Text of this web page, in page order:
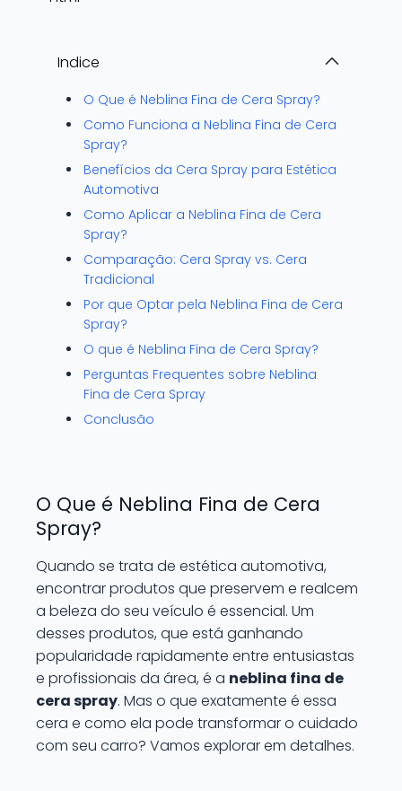
Indice
O Que é Neblina Fina de Cera Spray?
Como Funciona a Neblina Fina de Cera
Spray?
Benefícios da Cera Spray para Estética
Automotiva
Como Aplicar a Neblina Fina de Cera
Spray?
Comparação: Cera Spray vs. Cera
Tradicional
Por que Optar pela Neblina Fina de Cera
Spray?
O que é Neblina Fina de Cera Spray?
Perguntas Frequentes sobre Neblina
Fina de Cera Spray
Conclusão
O Que é Neblina Fina de Cera
Spray?
Quando se trata de estética automotiva,
encontrar produtos que preservem e realcem
a beleza do seu veículo é essencial. Um
desses produtos, que está ganhando
popularidade rapidamente entre entusiastas
e profissionais da área, é a neblina fina de
cera spray. Mas o que exatamente é essa
cera e como ela pode transformar o cuidado
com seu carro? Vamos explorar em detalhes.